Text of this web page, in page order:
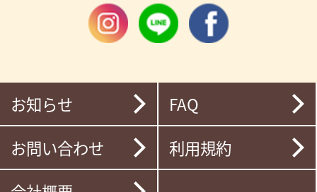
お知らせ
お問い合わせ
FAQ
利用規約